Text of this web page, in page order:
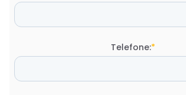
Telefone:*